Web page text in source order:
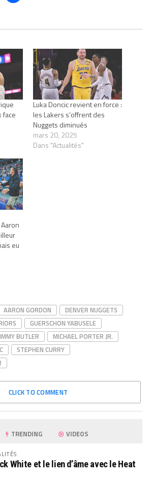
face
Luka Doncic revient en force :
les Lakers s’offrent des
Nuggets diminués
mars 20, 2025
Dans "Actualités"
eu
AARON GORDON
DENVER NUGGETS
GUERSCHON YABUSELE
BUTLER
MICHAEL PORTER JR.
STEPHEN CURRY
CLICK TO COMMENT
TRENDING VIDEOS
White et le lien d’âme avec le Heat